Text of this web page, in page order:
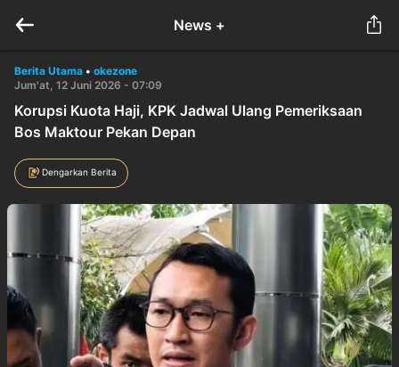
News +
Berita Utama • okezone
Jum'at, 12 Juni 2026 - 07:09
Korupsi Kuota Haji, KPK Jadwal Ulang Pemeriksaan
Bos Maktour Pekan Depan
Dengarkan Berita